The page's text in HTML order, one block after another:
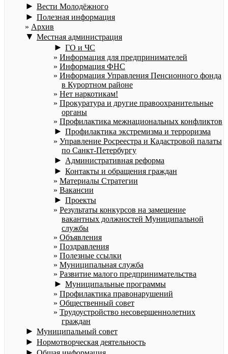
► Вести Молодёжного
► Полезная информация
Архив
▼ Местная администрация
► ГО и ЧС
Информация для предпринимателей
Информация ФНС
Информация Управления Пенсионного фонда
в Курортном районе
Нет наркотикам!
Прокуратура и другие правоохранительные
органы
Профилактика межнациональных конфликтов
► Профилактика экстремизма и терроризма
Управление Росреестра и Кадастровой палаты
по Санкт-Петербургу
► Административная реформа
► Контакты и обращения граждан
Материалы Стратегии
Вакансии
► Проекты
Результаты конкурсов на замещение
вакантных должностей Муниципальной
службы
Объявления
Поздравления
Полезные ссылки
Муниципальная служба
Развитие малого предпринимательства
► Муниципальные программы
Профилактика правонарушений
Общественный совет
Трудоустройство несовершеннолетних
граждан
► Муниципальный совет
► Нормотворческая деятельность